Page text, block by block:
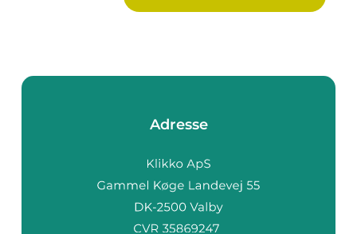
Adresse